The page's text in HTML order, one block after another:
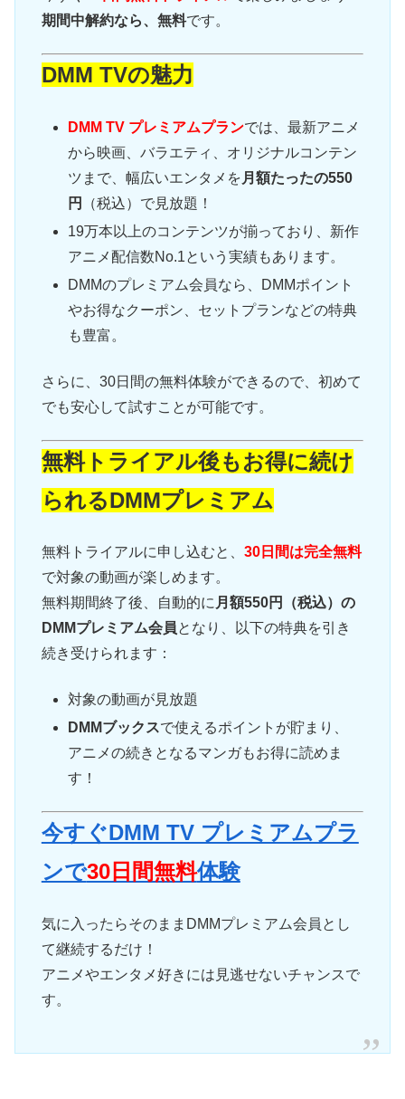
期間中解約なら、無料です。
DMM TVの魅力
DMM TV プレミアムプランでは、最新アニメ
から映画、バラエティ、オリジナルコンテン
ツまで、幅広いエンタメを 月額たったの550
円
（税込）で見放題！
19万本以上のコンテンツが揃っており、新作
アニメ配信数No.1という実績もあります。
DMMのプレミアム会員なら、DMMポイント
やお得なクーポン、セットプランなどの特典
も豊富。
さらに、30日間の無料体験ができるので、初めて
でも安心して試すことが可能です。
無料トライアル後もお得に続け
られるDMMプレミアム
無料トライアルに申し込むと、 30日間は完全無料
で対象の動画が楽しめます。
無料期間終了後、自動的に 月額550円（税込）の
DMMプレミアム会員となり、以下の特典を引き
続き受けられます：
対象の動画が見放題
DMMブックスで使えるポイントが貯まり、
アニメの続きとなるマンガもお得に読めま
す！
今すぐDMM TV プレミアムプラ
ンで30日間無料体験
気に入ったらそのままDMMプレミアム会員とし
て継続するだけ！
アニメやエンタメ好きには見逃せないチャンスで
す。